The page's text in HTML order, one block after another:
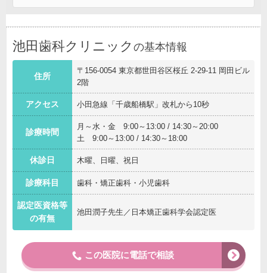
池田歯科クリニック の基本情報
住所
〒156-0054 東京都世田谷区桜丘 2-29-11 岡田ビル
2階
アクセス 小田急線「千歳船橋駅」改札から10秒
診療時間
月～水・金 9:00～13:00 / 14:30～20:00
土 9:00～13:00 / 14:30～18:00
休診日 木曜、日曜、祝日
診療科目 歯科・矯正歯科・小児歯科
認定医資格等
の有無
池田潤子先生／日本矯正歯科学会認定医
この医院に電話で相談